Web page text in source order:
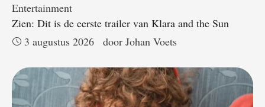
Entertainment
Zien: Dit is de eerste trailer van Klara and the Sun
3 augustus 2026
door Johan Voets